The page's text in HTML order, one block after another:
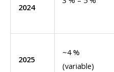
2024
2025
~4 %
(variable)